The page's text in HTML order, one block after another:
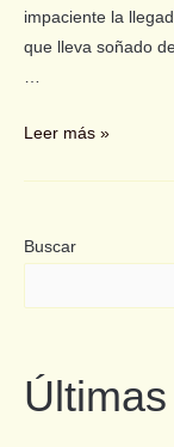
impaciente la
que lleva soñado
…
Leer más »
Buscar